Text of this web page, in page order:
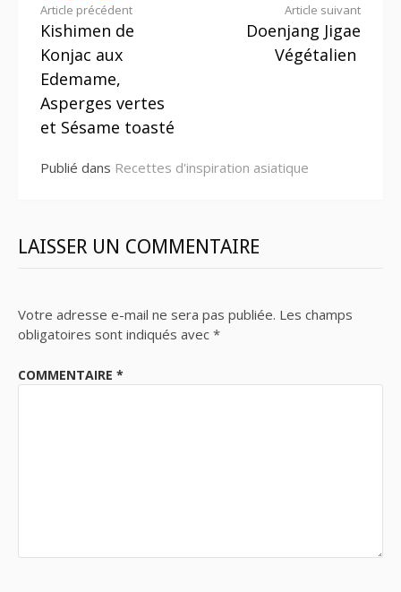
Lire
la
suite
Article précédent
Kishimen de
Konjac aux
Edemame,
Asperges vertes
et Sésame toasté
Article suivant
Doenjang Jigae
Végétalien
Publié dans Recettes d'inspiration asiatique
LAISSER UN COMMENTAIRE
Votre adresse e-mail ne sera pas publiée. Les champs
obligatoires sont indiqués avec *
COMMENTAIRE *